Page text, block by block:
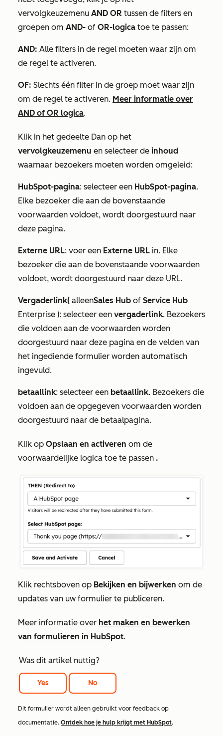
vervolgkeuzemenu AND OR tussen de filters en
groepen om AND- of OR-logica toe te passen:
AND: Alle filters in de regel moeten waar zijn om
de regel te activeren.
OF: Slechts één filter in de groep moet waar zijn
om de regel te activeren. Meer informatie over
AND of OR logica.
Klik in het gedeelte Dan op het
vervolgkeuzemenu en selecteer de inhoud
waarnaar bezoekers moeten worden omgeleid:
HubSpot-pagina: selecteer een HubSpot-pagina.
Elke bezoeker die aan de bovenstaande
voorwaarden voldoet, wordt doorgestuurd naar
deze pagina.
Externe URL: voer een Externe URL in. Elke
bezoeker die aan de bovenstaande voorwaarden
voldoet, wordt doorgestuurd naar deze URL.
Vergaderlink( alleenSales Hub of Service Hub
Enterprise ): selecteer een vergaderlink. Bezoekers
die voldoen aan de voorwaarden worden
doorgestuurd naar deze pagina en de velden van
het ingediende formulier worden automatisch
ingevuld.
betaallink: selecteer een betaallink. Bezoekers die
voldoen aan de opgegeven voorwaarden worden
doorgestuurd naar de betaalpagina.
Klik op Opslaan en activeren om de
voorwaardelijke logica toe te passen .
Klik rechtsboven op Bekijken en bijwerken om de
updates van uw formulier te publiceren.
Meer informatie over het maken en bewerken
van formulieren in HubSpot.
Was dit artikel nuttig?
Yes No
Dit formulier wordt alleen gebruikt voor feedback op
documentatie. Ontdek hoe je hulp krijgt met HubSpot.